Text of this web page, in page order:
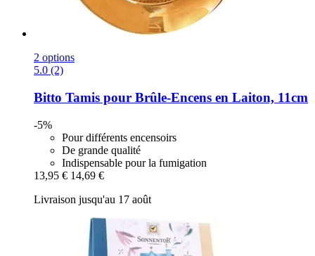
2 options
5.0 (2)
Bitto Tamis pour Brûle-​Encens en Laiton, 11cm
-5%
Pour différents encensoirs
De grande qualité
Indispensable pour la fumigation
13,95 € 14,69 €
Livraison jusqu'au 17 août